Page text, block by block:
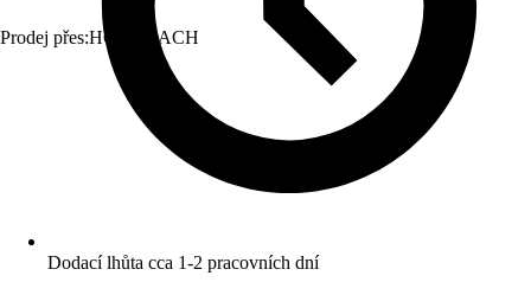
Prodej přes:HORNBACH
Dodací lhůta cca 1-2 pracovních dní